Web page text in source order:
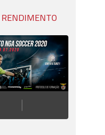
RENDIMENTO